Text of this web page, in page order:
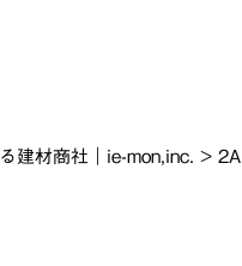
建材商社｜ie-mon,inc. > 2A